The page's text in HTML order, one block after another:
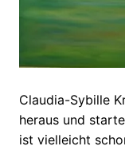
Claudia-Sybille
heraus und
ist vielleicht